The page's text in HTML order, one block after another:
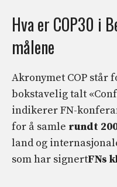
Hva er COP30 i
målene
Akronymet COP står
bokstavelig talt
indikerer FN-
for å samle rundt
land og
som har signertFNs